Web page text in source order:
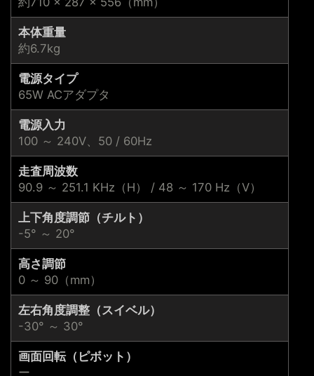
本体重量
約6.7kg
電源タイプ
65W ACアダプタ
電源入力
100 ～ 240V、50 / 60Hz
走査周波数
90.9 ～ 251.1 KHz（H） / 48 ～ 170 Hz（V）
上下角度調節（チルト）
-5° ～ 20°
高さ調節
0 ～ 90（mm）
左右角度調整（スイベル）
-30° ～ 30°
画面回転（ピボット）
ー